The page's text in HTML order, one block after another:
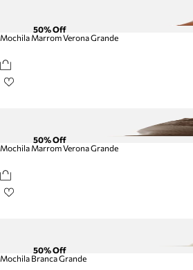
50% Off
Mochila Marrom Verona Grande
50% Off
Mochila Marrom Verona Grande
50% Off
Mochila Branca Grande